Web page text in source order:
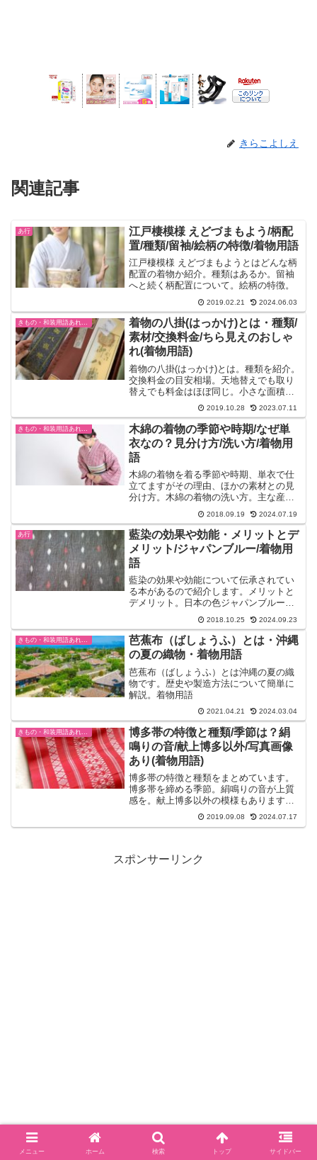
きらこよしえ
関連記事
あ行
江戸棲模様 えどづまもよう/柄配
置/種類/留袖/絵柄の特徴/着物用語
江戸棲模様 えどづまもようとはどんな柄
配置の着物か紹介。種類はあるか。留袖
へと続く柄配置について。絵柄の特徴。
2019.02.21 2024.06.03
きもの・和装用語あれこれ
着物の八掛(はっかけ)とは・種類/
素材/交換料金/ちら見えのおしゃ
れ(着物用語)
着物の八掛(はっかけ)とは。種類を紹介。
交換料金の目安相場。天地替えでも取り
替えでも料金はほぼ同じ。小さな面積の
八掛ですが、ひと様からはよく見えるも
ので、歩くときにちらっと見えるのでお
しゃれのしどころでもあります。
2019.10.28 2023.07.11
木綿の着物の季節や時期/なぜ単
衣なの？見分け方/洗い方/着物用
語
木綿の着物を着る季節や時期、単衣で仕
立てますがその理由、ほかの素材との見
分け方。木綿の着物の洗い方。主な産地
2018.09.19 2024.07.19
あ行
藍染の効果や効能・メリットとデ
メリット/ジャパンブルー/着物用
語
藍染の効果や効能について伝承されてい
る本があるので紹介します。メリットと
デメリット。日本の色ジャパンブルーと
して明治期に海外で紹介されている。
2018.10.25 2024.09.23
きもの・和装用語あれこれ
芭蕉布（ばしょうふ）とは・沖縄
の夏の織物・着物用語
芭蕉布（ばしょうふ）とは沖縄の夏の織
物です。歴史や製造方法について簡単に
解説。着物用語
2021.04.21 2024.03.04
博多帯の特徴と種類/季節は？絹
鳴りの音/献上博多以外/写真画像
あり(着物用語)
博多帯の特徴と種類をまとめています。
博多帯を締める季節。絹鳴りの音が上質
感を。献上博多以外の模様もあります。
写真画像あり(着物用語)2019.09.08 2024.07.17
スポンサーリンク
メニュー ホーム 検索 トップ サイドバー